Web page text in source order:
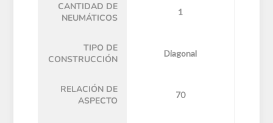
CANTIDAD DE
NEUMÁTICOS
1
TIPO DE
CONSTRUCCIÓN
Diagonal
RELACIÓN DE
ASPECTO
70